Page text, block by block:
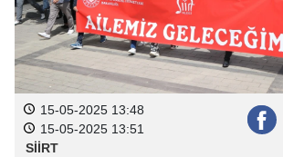
15-05-2025 13:48
15-05-2025 13:51
SİİRT